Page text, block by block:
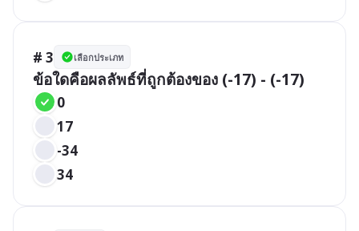
# 3 เลือกประเภท
ข้อใดคือผลลัพธ์ที่ถูกต้องของ (-17) - (-17)
0
17
-34
34